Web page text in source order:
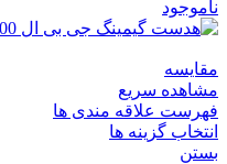
ناموجود
مقایسه
مشاهده سریع
فهرست علاقه مندی ها
انتخاب گزینه ها
بستن